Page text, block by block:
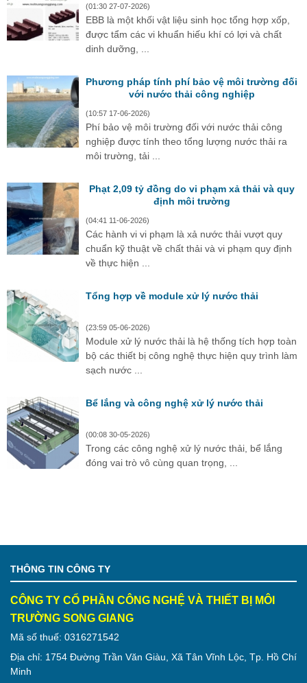
(01:30 27-07-2026)
EBB là một khối vật liệu sinh học tổng hợp xốp,
được tẩm các vi khuẩn hiếu khí có lợi và chất
dinh dưỡng, ...
Phương pháp tính phí bảo vệ môi trường đối
với nước thải công nghiệp
(10:57 17-06-2026)
Phí bảo vệ môi trường đối với nước thải công
nghiệp được tính theo tổng lượng nước thải ra
môi trường, tải ...
Phạt 2,09 tỷ đồng do vi phạm xả thải và quy
định môi trường
(04:41 11-06-2026)
Các hành vi vi phạm là xả nước thải vượt quy
chuẩn kỹ thuật về chất thải và vi phạm quy định
về thực hiện ...
Tổng hợp về module xử lý nước thải
(23:59 05-06-2026)
Module xử lý nước thải là hệ thống tích hợp toàn
bộ các thiết bị công nghệ thực hiện quy trình làm
sạch nước ...
Bể lắng và công nghệ xử lý nước thải
(00:08 30-05-2026)
Trong các công nghệ xử lý nước thải, bể lắng
đóng vai trò vô cùng quan trọng, ...
THÔNG TIN CÔNG TY
CÔNG TY CỔ PHẦN CÔNG NGHỆ VÀ THIẾT BỊ MÔI
TRƯỜNG SONG GIANG
Mã số thuế: 0316271542
Địa chỉ: 1754 Đường Trần Văn Giàu, Xã Tân Vĩnh Lộc, Tp. Hồ Chí
Minh